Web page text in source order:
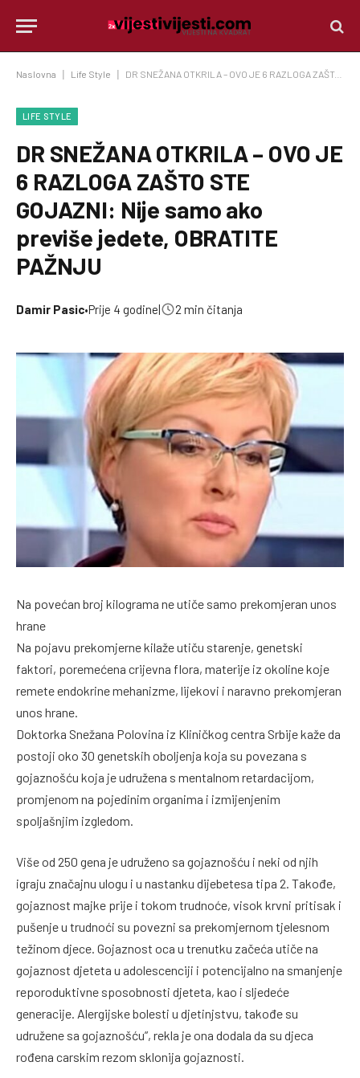
Naslovna Life Style DR SNEŽANA OTKRILA – OVO JE 6 RAZLOGA ZAŠTO STE GOJAZNI: Nije samo ako previše jedete, OBRATITE PAŽNJU
LIFE STYLE
DR SNEŽANA OTKRILA – OVO JE
6 RAZLOGA ZAŠTO STE
GOJAZNI: Nije samo ako
previše jedete, OBRATITE
PAŽNJU
Damir Pasic•Prije 4 godine| 2 min čitanja
Na povećan broj kilograma ne utiče samo prekomjeran unos
hrane
Na pojavu prekomjerne kilaže utiču starenje, genetski
faktori, poremećena crijevna flora, materije iz okoline koje
remete endokrine mehanizme, lijekovi i naravno prekomjeran
unos hrane.
Doktorka Snežana Polovina iz Kliničkog centra Srbije kaže da
postoji oko 30 genetskih oboljenja koja su povezana s
gojaznošću koja je udružena s mentalnom retardacijom,
promjenom na pojedinim organima i izmijenjenim
spoljašnjim izgledom.
Više od 250 gena je udruženo sa gojaznošću i neki od njih
igraju značajnu ulogu i u nastanku dijebetesa tipa 2. Takođe,
gojaznost majke prije i tokom trudnoće, visok krvni pritisak i
pušenje u trudnoći su povezni sa prekomjernom tjelesnom
težinom djece. Gojaznost oca u trenutku začeća utiče na
gojaznost djeteta u adolescenciji i potencijalno na smanjenje
reporoduktivne sposobnosti djeteta, kao i sljedeće
generacije. Alergijske bolesti u djetinjstvu, takođe su
udružene sa gojaznošću”, rekla je ona dodala da su djeca
rođena carskim rezom sklonija gojaznosti.